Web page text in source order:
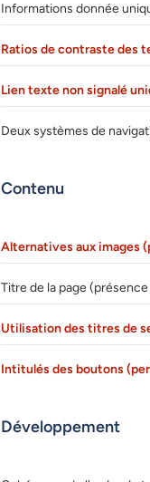
Informations donnée
Ratios de contraste des
Lien texte non signalé
Deux systèmes de
Contenu
Alternatives aux images
Titre de la page
Utilisation des titres de
Intitulés des boutons
Développement